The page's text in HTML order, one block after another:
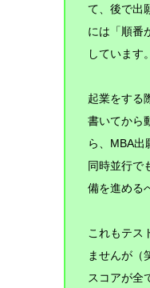
て、後で出
には「順番
しています。
起業をする
書いてから
ら、MBA出
同時並行で
備を進める
これもテス
ませんが（
スコアが全